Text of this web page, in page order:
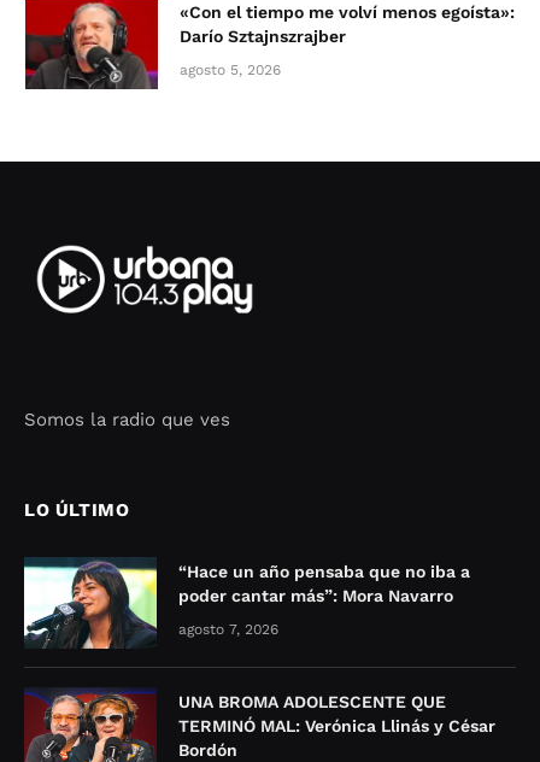
«Con el tiempo me volví menos egoísta»:
Darío Sztajnszrajber
agosto 5, 2026
Somos la radio que ves
LO ÚLTIMO
“Hace un año pensaba que no iba a
poder cantar más”: Mora Navarro
agosto 7, 2026
UNA BROMA ADOLESCENTE QUE
TERMINÓ MAL: Verónica Llinás y César
Bordón